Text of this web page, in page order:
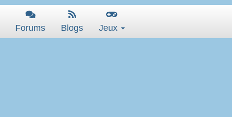
Forums Blogs Jeux